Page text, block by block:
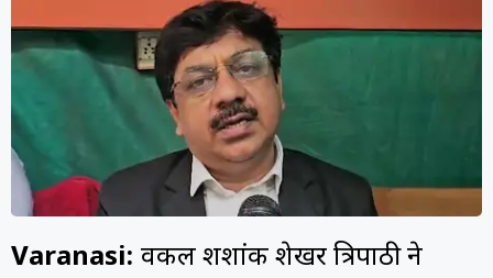
Varanasi: वकील शशांक शेखर त्रिपाठी ने